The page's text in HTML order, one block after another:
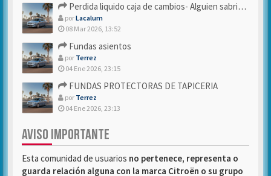
Perdida liquido caja de cambios- Alguien sabria decirme
porLacalum
08 Mar 2026, 13:52
Fundas asientos
por Terrez
04 Ene 2026, 23:15
FUNDAS PROTECTORAS DE TAPICERIA
por Terrez
04 Ene 2026, 23:13
AVISO IMPORTANTE
Esta comunidad de usuarios no pertenece, representa o
guarda relación alguna con la marca Citroën o su grupo